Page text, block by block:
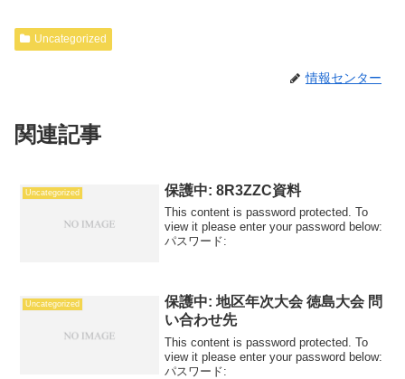
Uncategorized
情報センター
関連記事
Uncategorized 保護中: 8R3ZZC資料
This content is password protected. To
view it please enter your password below:
パスワード:
Uncategorized
保護中: 地区年次大会 徳島大会 問
い合わせ先
This content is password protected. To
view it please enter your password below:
パスワード: